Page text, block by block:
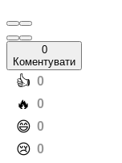
0
Коментувати
️👍 0
️🔥 0
️😄 0
️😢 0